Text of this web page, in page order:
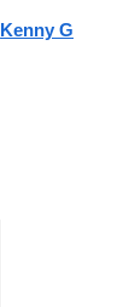
Kenny G